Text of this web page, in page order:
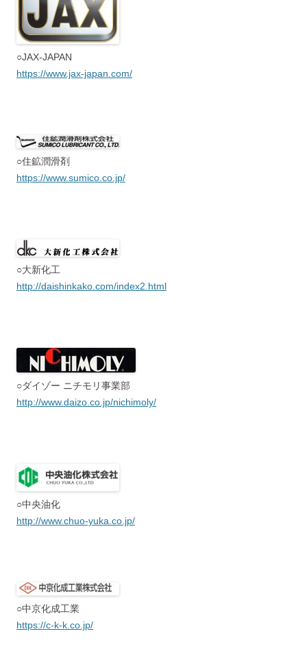
○JAX-JAPAN
https://www.jax-japan.com/
○住鉱潤滑剤
https://www.sumico.co.jp/
○大新化工
http://daishinkako.com/index2.html
○ダイゾー ニチモリ事業部
http://www.daizo.co.jp/nichimoly/
○中央油化
http://www.chuo-yuka.co.jp/
○中京化成工業
https://c-k-k.co.jp/